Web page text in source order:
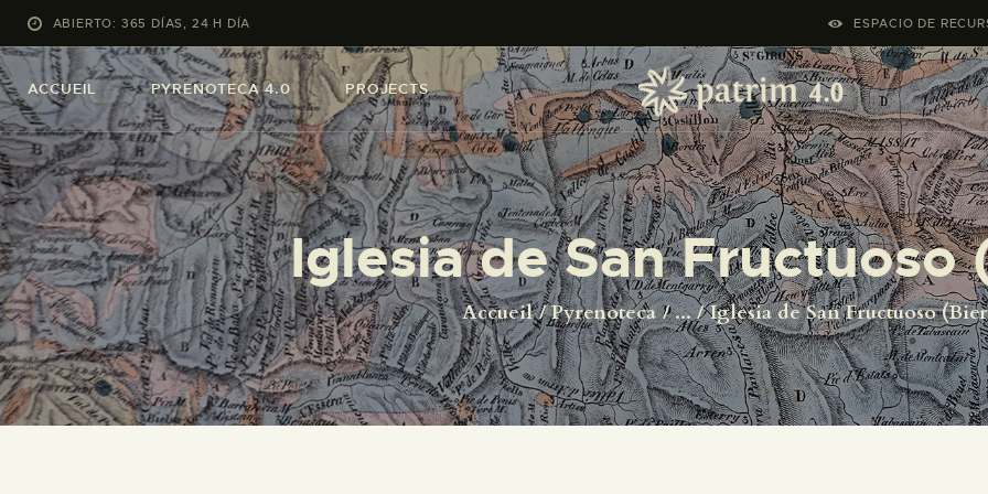
ABIERTO: 365 DÍAS, 24 H DÍA ESPACIO DE
ACCUEIL PYRENOTECA 4.0 PROJECTS
Iglesia de San Fructuoso
Accueil Pyrenoteca ... Iglesia de San Fructuoso
PYRENOTECA 4.0
PROJECTS
LE RÉSEAU
CONTACTS